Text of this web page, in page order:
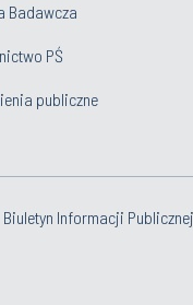
Badawcza
PŚ
publiczne
Biuletyn Informacji Publicznej